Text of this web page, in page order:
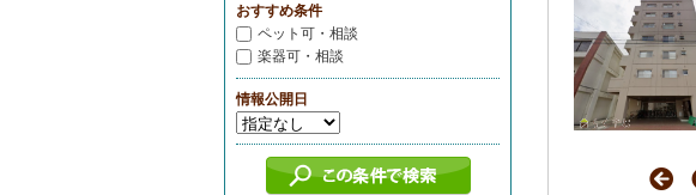
おすすめ条件
ペット可・相談
楽器可・相談
情報公開日